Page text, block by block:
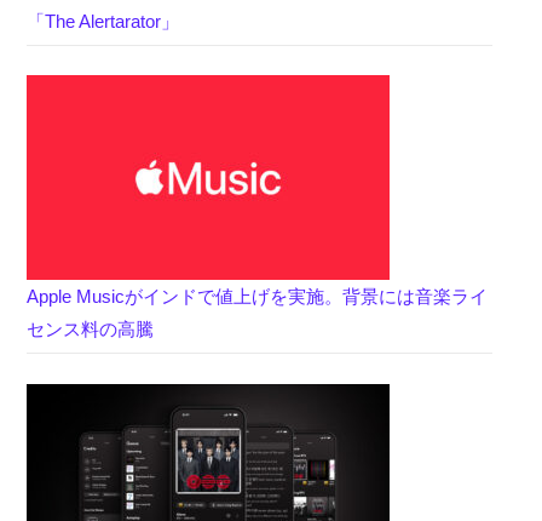
「The Alertarator」
Apple Musicがインドで値上げを実施。背景には音楽ライ
センス料の高騰